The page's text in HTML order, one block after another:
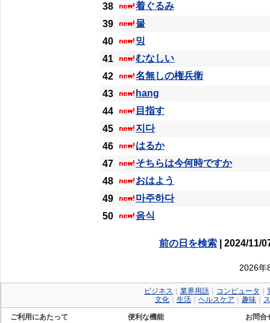
38
着ぐるみ
39
물
40
밍
41
むなしい
42
名無しの権兵衛
43
hang
44
目指す
45
지다
46
はるか
47
そちらは今何時ですか
48
おはよう
49
마주하다
50
음식
前の日を検索| 2024/11/
2026年
ビジネス 業界用語 コンピュータ
文化
生活 ヘルスケア 趣味
ご利用にあたって
便利な機能
お問合